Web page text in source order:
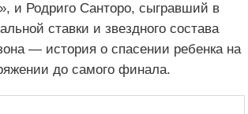
и Родриго Санторо, сыгравший в
ставки и звездного состава
— история о спасении ребенка на
до самого финала.